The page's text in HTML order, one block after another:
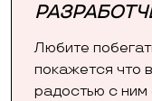
Любите
покажется что
радостью с